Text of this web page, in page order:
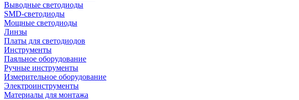
Выводные светодиоды
SMD-светодиоды
Мощные светодиоды
Линзы
Платы для светодиодов
Инструменты
Паяльное оборудование
Ручные инструменты
Измерительное оборудование
Электроинструменты
Материалы для монтажа